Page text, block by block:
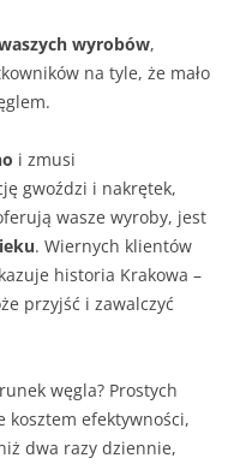
wyrobów,
na tyle, że mało
i zmusi
gwoździ i nakrętek,
wasze wyroby, jest
. Wiernych klientów
historia Krakowa –
przyjść i zawalczyć
węgla? Prostych
kosztem efektywności,
dwa razy dziennie,